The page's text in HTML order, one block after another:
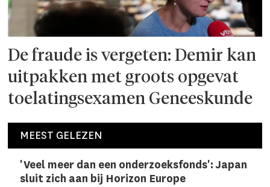
De fraude is vergeten: Demir kan
uitpakken met groots opgevat
toelatingsexamen Geneeskunde
MEEST GELEZEN
'Veel meer dan een onderzoeks­fonds': Japan
sluit zich aan bij Horizon Europe